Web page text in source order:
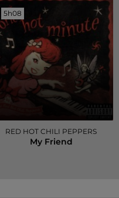
5h08
5h08
RED HOT CHILI PEPPERS
My Friend